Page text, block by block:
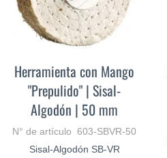
Herramienta con Mango
"Prepulido" | Sisal-
Algodón | 50 mm
N° de artículo 603-SBVR-50
Sisal-Algodón SB-VR